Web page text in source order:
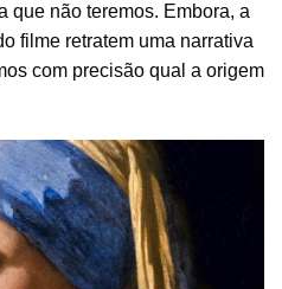
que não teremos. Embora, a
filme retratem uma narrativa
com precisão qual a origem